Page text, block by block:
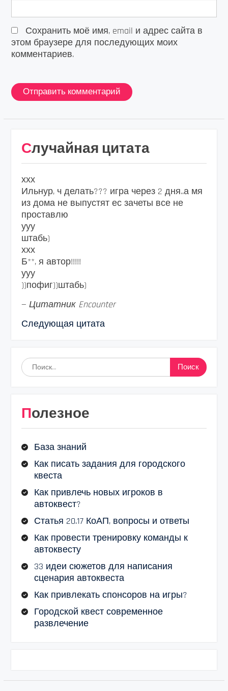
Сохранить моё имя, email и адрес сайта в
этом браузере для последующих моих
комментариев.
Случайная цитата
ххх
Ильнур, ч делать??? игра через 2 дня..а мя
из дома не выпустят ес зачеты все не
проставлю
ууу
штабь)
ххх
Б**, я автор!!!!!
ууу
))пофиг))штабь)
— Цитатник Encounter
Следующая цитата
Найти:
Полезное
База знаний
Как писать задания для городского
квеста
Как привлечь новых игроков в
автоквест?
Статья 20.17 КоАП, вопросы и ответы
Как провести тренировку команды к
автоквесту
33 идеи сюжетов для написания
сценария автоквеста
Как привлекать спонсоров на игры?
Городской квест современное
развлечение